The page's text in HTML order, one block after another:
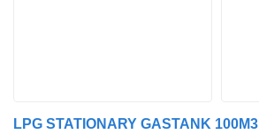
LPG STATIONARY GASTANK 100M3